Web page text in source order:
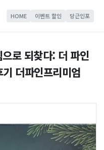
HOME 이벤트 할인 당근인포
로 되찾다: 더 파인
더파인프리미엄